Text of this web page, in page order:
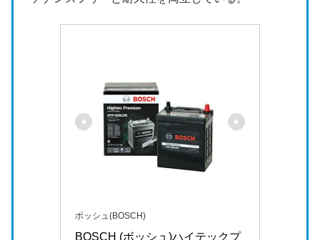
ボッシュ(BOSCH)
BOSCH (ボッシュ)ハイテックプ